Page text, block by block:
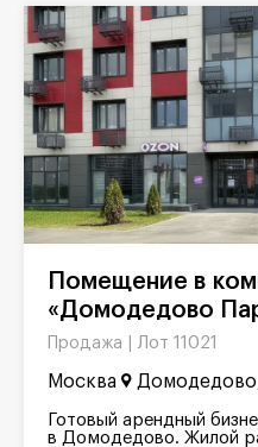
«Домодедово
Продажа | Лот 11021
Москва
Готовый арендный
в Домодедово. Жилой